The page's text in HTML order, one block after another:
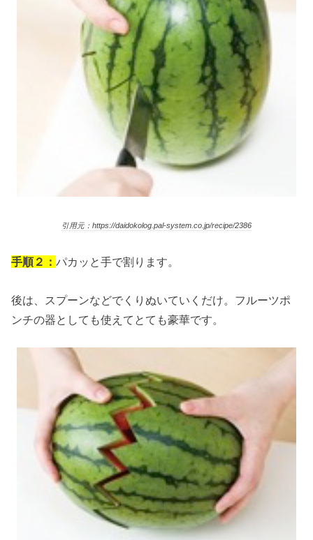
引用元：https://daidokolog.pal-system.co.jp/recipe/2386
手順２：パカッと手で割ります。
後は、スプーンなどでくりぬいていくだけ。フルーツポ
ンチの器としても使えてとても豪華です。